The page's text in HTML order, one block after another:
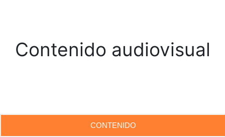
Contenido audiovisual
CONTENIDO